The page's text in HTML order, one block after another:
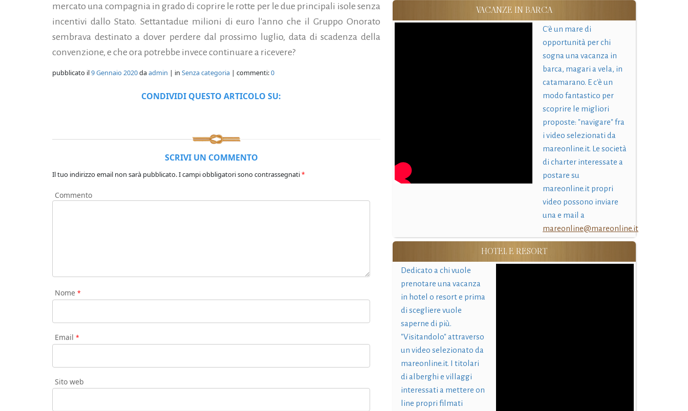
mercato una compagnia in grado di coprire le rotte per le due principali isole senza
incentivi dallo Stato. Settantadue milioni di euro l'anno che il Gruppo Onorato
sembrava destinato a dover perdere dal prossimo luglio, data di scadenza della
convenzione, e che ora potrebbe invece continuare a ricevere?
pubblicato il9 Gennaio 2020daadmin | in Senza categoria | commenti:0
CONDIVIDI QUESTO ARTICOLO SU:
SCRIVI UN COMMENTO
Il tuo indirizzo email non sarà pubblicato.I campi obbligatori sono contrassegnati*
Commento
Nome *
Email *
Sito web
VACANZE IN BARCA
C'è un mare di
opportunità per chi
sogna una vacanza in
barca, magari a vela, in
catamarano. E c'è un
modo fantastico per
scoprire le migliori
proposte: "navigare" fra
i video selezionati da
mareonline.it. Le società
di charter interessate a
postare su
mareonline.it propri
video possono inviare
una e mail a
mareonline@mareonline.it
HOTEL E RESORT
Dedicato a chi vuole
prenotare una vacanza
in hotel o resort e prima
di scegliere vuole
saperne di più.
"Visitandolo" attraverso
un video selezionato da
mareonline.it. I titolari
di alberghi e villaggi
interessati a mettere on
line propri filmati